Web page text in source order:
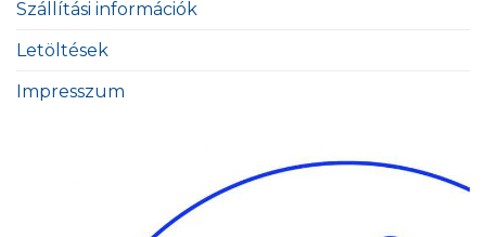
Szállítási információk
Letöltések
Impresszum